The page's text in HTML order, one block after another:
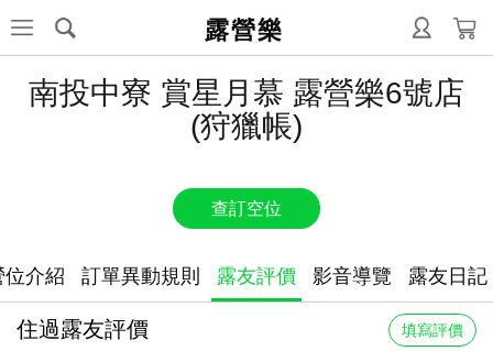
露營樂
南投中寮 賞星月慕 露營樂6號店
(狩獵帳)
查訂空位
位介紹 訂單異動規則 露友評價 影音導覽 露友日記
住過露友評價 填寫評價